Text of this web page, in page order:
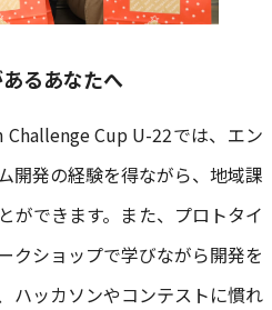
るあなたへ
Cup U-22では、エン
開発の経験を得ながら、地域課
ができます。また、プロトタイ
クショップで学びながら開発を
ハッカソンやコンテストに慣れ